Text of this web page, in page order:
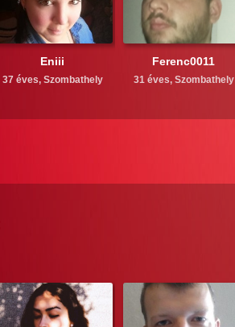
Eniii
37 éves, Szombathely
Ferenc0011
31 éves, Szombathely